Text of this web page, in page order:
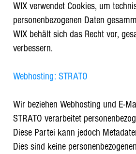
WIX verwendet Cookies, um
personenbezogenen Daten
WIX behält sich das Recht vor,
verbessern.
Webhosting: STRATO
Wir beziehen Webhosting und E-
STRATO verarbeitet
Diese Partei kann jedoch
Dies sind keine